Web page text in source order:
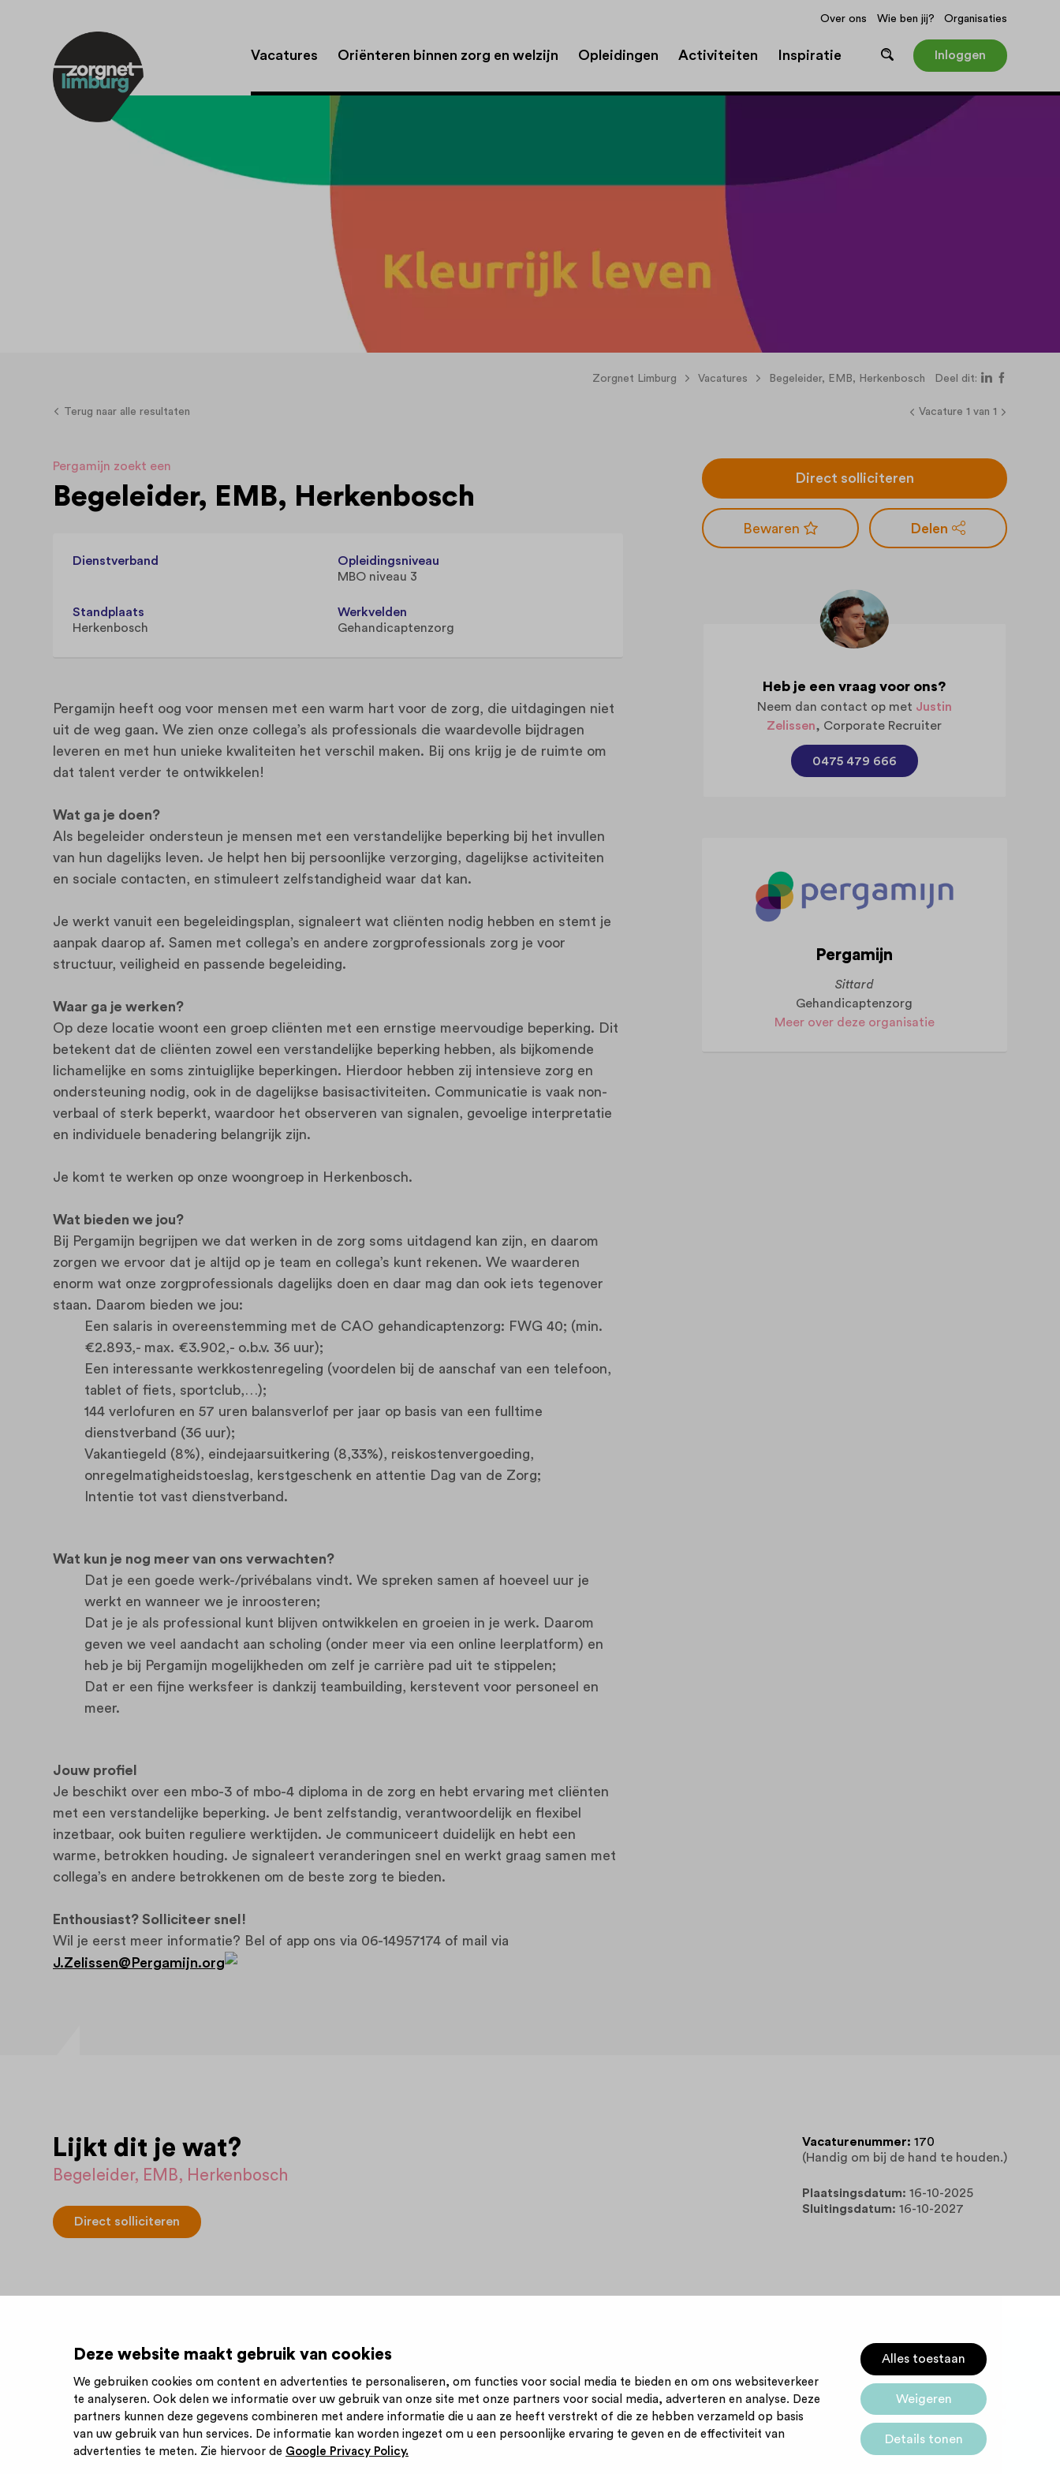
Deze website maakt gebruik van cookies
We gebruiken cookies om content en advertenties te personaliseren, om functies voor social media te bieden en om ons websiteverkeer
te analyseren. Ook delen we informatie over uw gebruik van onze site met onze partners voor social media, adverteren en analyse. Deze
partners kunnen deze gegevens combineren met andere informatie die u aan ze heeft verstrekt of die ze hebben verzameld op basis
van uw gebruik van hun services. De informatie kan worden ingezet om u een persoonlijke ervaring te geven en de effectiviteit van
advertenties te meten. Zie hiervoor de Google Privacy Policy.
Alles toestaan
Weigeren
Details tonen
Over ons Wie ben jij? Organisaties
Vacatures Oriënteren binnen zorg en welzijn Opleidingen Activiteiten Inspiratie Inloggen
Zorgnet Limburg Vacatures Begeleider, EMB, Herkenbosch Deel dit:
Terug naar alle resultaten Vacature 1 van 1
Pergamijn zoekt een
Begeleider, EMB, Herkenbosch
Dienstverband
Opleidingsniveau
MBO niveau 3
Standplaats
Herkenbosch
Werkvelden
Gehandicaptenzorg
Pergamijn heeft oog voor mensen met een warm hart voor de zorg, die uitdagingen niet
uit de weg gaan. We zien onze collega’s als professionals die waardevolle bijdragen
leveren en met hun unieke kwaliteiten het verschil maken. Bij ons krijg je de ruimte om
dat talent verder te ontwikkelen!
Wat ga je doen?
Als begeleider ondersteun je mensen met een verstandelijke beperking bij het invullen
van hun dagelijks leven. Je helpt hen bij persoonlijke verzorging, dagelijkse activiteiten
en sociale contacten, en stimuleert zelfstandigheid waar dat kan.
Je werkt vanuit een begeleidingsplan, signaleert wat cliënten nodig hebben en stemt je
aanpak daarop af. Samen met collega’s en andere zorgprofessionals zorg je voor
structuur, veiligheid en passende begeleiding.
Waar ga je werken?
Op deze locatie woont een groep cliënten met een ernstige meervoudige beperking. Dit
betekent dat de cliënten zowel een verstandelijke beperking hebben, als bijkomende
lichamelijke en soms zintuiglijke beperkingen. Hierdoor hebben zij intensieve zorg en
ondersteuning nodig, ook in de dagelijkse basisactiviteiten. Communicatie is vaak non-
verbaal of sterk beperkt, waardoor het observeren van signalen, gevoelige interpretatie
en individuele benadering belangrijk zijn.
Je komt te werken op onze woongroep in Herkenbosch.
Wat bieden we jou?
Bij Pergamijn begrijpen we dat werken in de zorg soms uitdagend kan zijn, en daarom
zorgen we ervoor dat je altijd op je team en collega’s kunt rekenen. We waarderen
enorm wat onze zorgprofessionals dagelijks doen en daar mag dan ook iets tegenover
staan. Daarom bieden we jou:
Een salaris in overeenstemming met de CAO gehandicaptenzorg: FWG 40; (min.
€2.893,- max. €3.902,- o.b.v. 36 uur);
Een interessante werkkostenregeling (voordelen bij de aanschaf van een telefoon,
tablet of fiets, sportclub,…);
144 verlofuren en 57 uren balansverlof per jaar op basis van een fulltime
dienstverband (36 uur);
Vakantiegeld (8%), eindejaarsuitkering (8,33%), reiskostenvergoeding,
onregelmatigheidstoeslag, kerstgeschenk en attentie Dag van de Zorg;
Intentie tot vast dienstverband.
Wat kun je nog meer van ons verwachten?
Dat je een goede werk-/privébalans vindt. We spreken samen af hoeveel uur je
werkt en wanneer we je inroosteren;
Dat je je als professional kunt blijven ontwikkelen en groeien in je werk. Daarom
geven we veel aandacht aan scholing (onder meer via een online leerplatform) en
heb je bij Pergamijn mogelijkheden om zelf je carrière pad uit te stippelen;
Dat er een fijne werksfeer is dankzij teambuilding, kerstevent voor personeel en
meer.
Jouw profiel
Je beschikt over een mbo-3 of mbo-4 diploma in de zorg en hebt ervaring met cliënten
met een verstandelijke beperking. Je bent zelfstandig, verantwoordelijk en flexibel
inzetbaar, ook buiten reguliere werktijden. Je communiceert duidelijk en hebt een
warme, betrokken houding. Je signaleert veranderingen snel en werkt graag samen met
collega’s en andere betrokkenen om de beste zorg te bieden.
Enthousiast? Solliciteer snel!
Wil je eerst meer informatie? Bel of app ons via 06-14957174 of mail via
J.Zelissen@Pergamijn.org
Direct solliciteren
Delen
Heb je een vraag voor ons?
Neem dan contact op met Justin
Zelissen, Corporate Recruiter
0475 479 666
Pergamijn
Sittard
Gehandicaptenzorg
Meer over deze organisatie
Lijkt dit je wat?
Begeleider, EMB, Herkenbosch
Direct solliciteren
Vacaturenummer: 170
(Handig om bij de hand te houden.)
Plaatsingsdatum: 16-10-2025
Sluitingsdatum: 16-10-2027
Inschrijven nieuwsbrief Inloggen Contact Privacy statement Cookies
Startpunt voor jouw
carrière